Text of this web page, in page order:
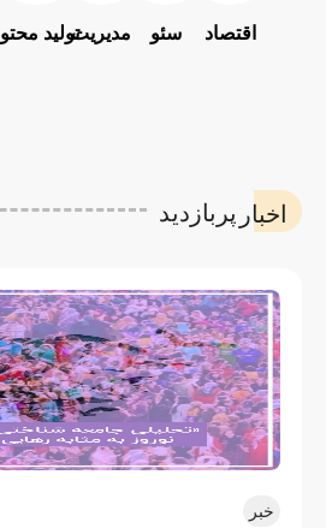
اقتصاد سئو مدیریتتولید محتوا
اخبار پربازدید
خبر